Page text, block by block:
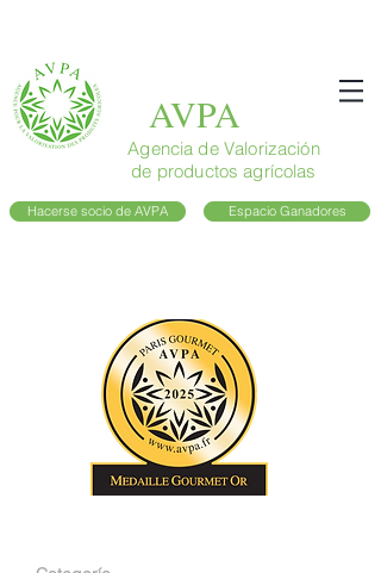
AVPA
Agencia de Valorización
de productos agrícolas
Hacerse socio de AVPA Espacio Ganadores